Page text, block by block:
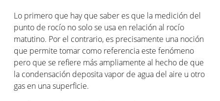
Lo primero que hay que saber es que la medición del
punto de rocío no solo se usa en relación al rocío
matutino. Por el contrario, es precisamente una noción
que permite tomar como referencia este fenómeno
pero que se refiere más ampliamente al hecho de que
la condensación deposita vapor de agua del aire u otro
gas en una superficie.